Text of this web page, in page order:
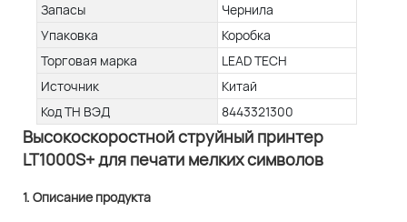
Запасы
Чернила
Упаковка
Коробка
Торговая марка
LEAD TECH
Источник
Китай
Код ТН ВЭД
8443321300
Высокоскоростной струйный принтер
LT1000S+ для печати мелких символов
1. Описание продукта